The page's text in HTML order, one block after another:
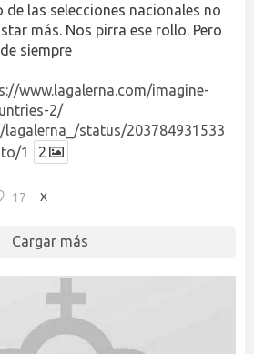
las selecciones nacionales no
más. Nos pirra ese rollo. Pero
siempre
www.lagalerna.com/imagine-
2/
status/203784931533
1
2
17 X
Cargar más